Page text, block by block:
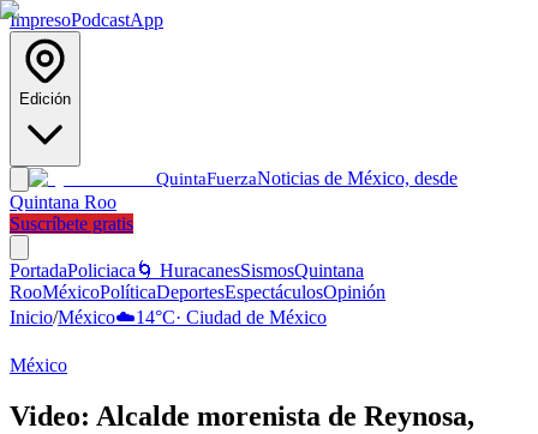
ImpresoPodcastApp
Edición
QuintaFuerzaNoticias de México, desde
Quintana Roo
Suscríbete gratis
PortadaPoliciaca 🌀 HuracanesSismosQuintana
RooMéxicoPolíticaDeportesEspectáculosOpinión
Inicio/México☁️14°C· Ciudad de México
México
Video: Alcalde morenista de Reynosa,